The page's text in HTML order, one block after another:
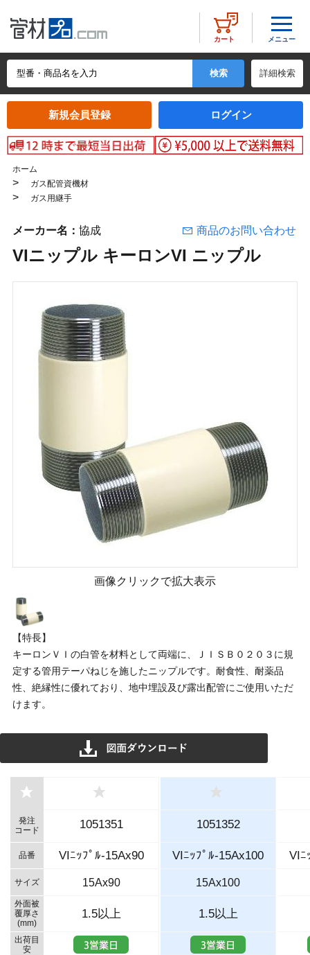
詳細検索
カート
新規会員登録 ログイン
メニュー
ホーム
> ガス配管資機材
> ガス用継手
メーカー名： 協成 商品のお問い合わせ
VIニップル キーロンVI ニップル
画像クリックで拡大表示
【特長】
キーロンＶＩの白管を材料として両端に、ＪＩＳＢ０２０３に規
定する管用テーパねじを施したニップルです。耐食性、耐薬品
性、絶縁性に優れており、地中埋設及び露出配管にご使用いただ
けます。
発注
コード
品番
サイズ
外面被
覆厚さ
(mm)
出荷目
安
1051351
VIﾆｯﾌﾟﾙ-15Ax90
15Ax90
1.5以上
1051352
VIﾆｯﾌﾟﾙ-15Ax100
15Ax100
1.5以上
VIﾆ